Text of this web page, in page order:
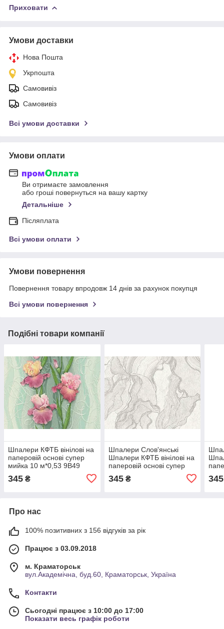
Приховати
Умови доставки
Нова Пошта
Укрпошта
Самовивіз
Самовивіз
Всі умови доставки
Умови оплати
Ви отримаєте замовлення
або гроші повернуться на вашу картку
Детальніше
Післяплата
Всі умови оплати
Умови повернення
Повернення товару впродовж 14 днів за рахунок покупця
Всі умови повернення
Подібні товари компанії
Шпалери КФТБ вінілові на
паперовій основі супер
мийка 10 м*0,53 9В49
345 ₴
Шпалери Слов'янські
Шпалери КФТБ вінілові на
паперовій основі супер
Філадельфія 5752-06
345₴ 345
Про нас
100% позитивних з 156 відгуків за рік
Працює з 03.09.2018
м. Краматорськ
вул.Академічна, буд.60, Краматорськ, Україна
Контакти
Сьогодні працює з 10:00 до 17:00
Показати весь графік роботи